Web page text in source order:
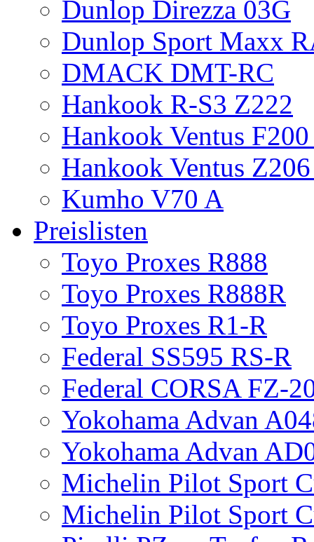
Dunlop Direzza 03G
Dunlop Sport Maxx
DMACK DMT-RC
Hankook R-S3 Z222
Hankook Ventus
Hankook Ventus
Kumho V70 A
Preislisten
Toyo Proxes R888
Toyo Proxes R888R
Toyo Proxes R1-R
Federal SS595 RS-R
Federal CORSA FZ-
Yokohama Advan
Yokohama Advan
Michelin Pilot Sport
Michelin Pilot Sport